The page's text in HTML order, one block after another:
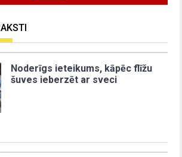
Noderīgs ieteikums, kāpēc flīžu
šuves ieberzēt ar sveci